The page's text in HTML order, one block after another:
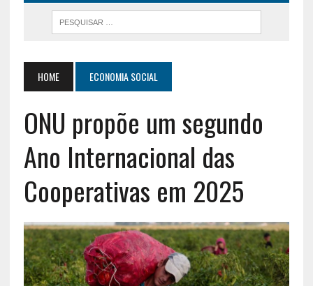
HOME ECONOMIA SOCIAL
ONU propõe um segundo
Ano Internacional das
Cooperativas em 2025